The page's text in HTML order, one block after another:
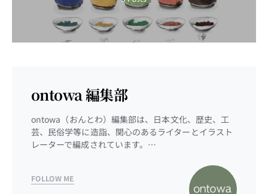
ontowa 編集部
ontowa（おんとわ）編集部は、日本文化、歴史、工
芸、民俗学等に造詣、関心のあるライターとイラスト
レーターで編成されています。…
FOLLOW ME